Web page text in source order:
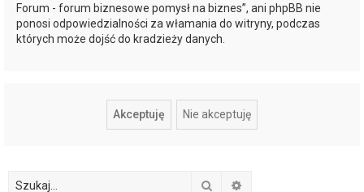
Forum - forum biznesowe pomysł na biznes”, ani phpBB nie
ponosi odpowiedzialności za włamania do witryny, podczas
których może dojść do kradzieży danych.
Szukaj